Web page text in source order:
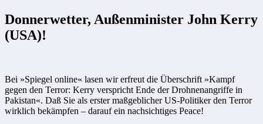
Donnerwetter, Außenminister John Kerry
(USA)!
Bei »Spiegel online« lasen wir erfreut die Überschrift »Kampf
gegen den Terror: Kerry verspricht Ende der Drohnenangriffe in
Pakistan«. Daß Sie als erster maßgeblicher US-Politiker den Terror
wirklich bekämpfen – darauf ein nachsichtiges Peace!